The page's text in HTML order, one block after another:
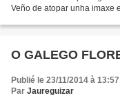
Veño de atopar unha imaxe
O GALEGO
Publié le 23/11/2014 à 13:57
Par Jaureguizar